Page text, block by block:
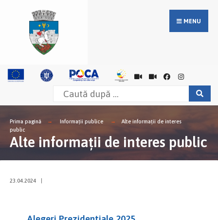
MENU
Prima pagină Informații publice
Alte informații de interes
public
Alte informații de interes public
23.04.2024